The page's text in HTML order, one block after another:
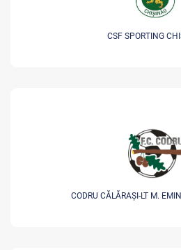
CSF SPORTING
CODRU CĂLĂRAȘI-LT M.